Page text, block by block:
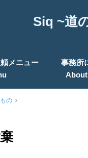
Siq ~道
メニュー
事務所
の